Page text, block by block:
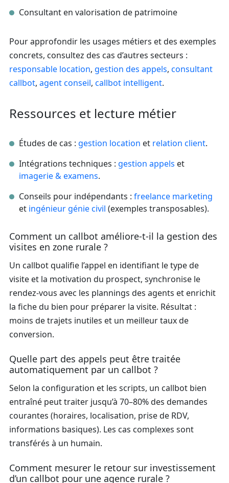
Consultant en valorisation de patrimoine
Pour approfondir les usages métiers et des exemples
concrets, consultez des cas d’autres secteurs :
responsable location, gestion des appels, consultant
callbot, agent conseil, callbot intelligent.
Ressources et lecture métier
Études de cas : gestion location et relation client.
Intégrations techniques : gestion appels et
imagerie & examens.
Conseils pour indépendants :freelance marketing
et ingénieur génie civil (exemples transposables).
Comment un callbot améliore-t-il la gestion des
visites en zone rurale ?
Un callbot qualifie l’appel en identifiant le type de
visite et la motivation du prospect, synchronise le
rendez-vous avec les plannings des agents et enrichit
la fiche du bien pour préparer la visite. Résultat :
moins de trajets inutiles et un meilleur taux de
conversion.
Quelle part des appels peut être traitée
automatiquement par un callbot ?
Selon la configuration et les scripts, un callbot bien
entraîné peut traiter jusqu’à 70–80% des demandes
courantes (horaires, localisation, prise de RDV,
informations basiques). Les cas complexes sont
transférés à un humain.
Comment mesurer le retour sur investissement
d’un callbot pour une agence rurale ?